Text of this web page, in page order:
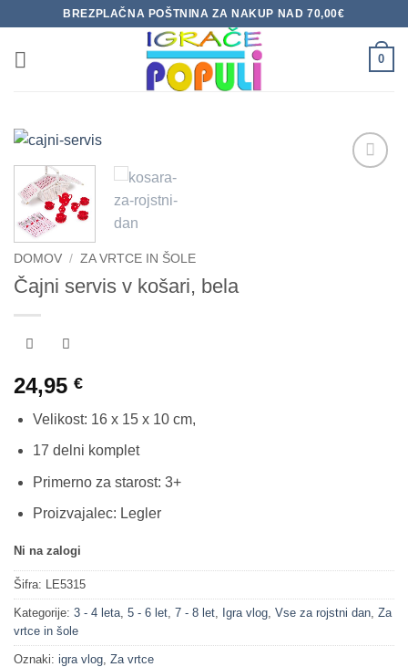
vsebino
BREZPLAČNA POŠTNINA ZA NAKUP NAD 70,00€
0
DOMOV / ZA VRTCE IN ŠOLE
Čajni servis v košari, bela
24,95 €
Velikost: 16 x 15 x 10 cm,
17 delni komplet
Primerno za starost: 3+
Proizvajalec: Legler
Ni na zalogi
Šifra: LE5315
Kategorije: 3 - 4 leta 5 - 6 let 7 - 8 let Igra vlog Vse za rojstni dan Za
vrtce in šole
Oznaki: igra vlog Za vrtce